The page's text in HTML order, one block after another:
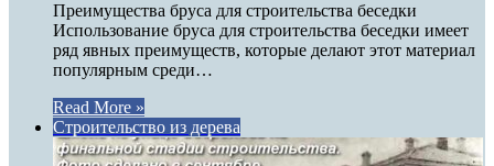
Преимущества бруса для строительства беседки
Использование бруса для строительства беседки имеет
ряд явных преимуществ, которые делают этот материал
популярным среди…
Read More »
Строительство из дерева